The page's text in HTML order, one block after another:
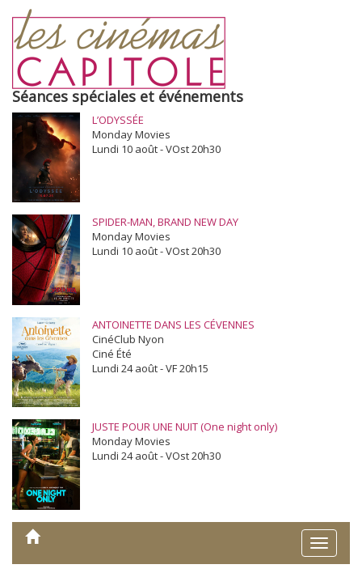
Séances spéciales et événements
L’ODYSSÉE
Monday Movies
Lundi 10 août - VOst 20h30
SPIDER-MAN, BRAND NEW DAY
Monday Movies
Lundi 10 août - VOst 20h30
ANTOINETTE DANS LES CÉVENNES
CinéClub Nyon
Ciné Été
Lundi 24 août - VF 20h15
JUSTE POUR UNE NUIT (One night only)
Monday Movies
Lundi 24 août - VOst 20h30
Toggle